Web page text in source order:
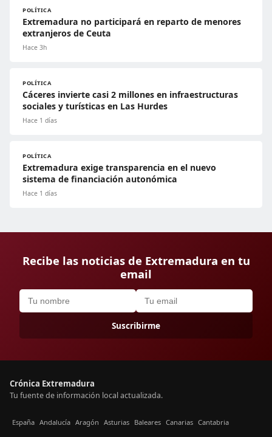
POLÍTICA
Extremadura no participará en reparto de menores
extranjeros de Ceuta
Hace 3h
POLÍTICA
Cáceres invierte casi 2 millones en infraestructuras
sociales y turísticas en Las Hurdes
Hace 1 días
POLÍTICA
Extremadura exige transparencia en el nuevo
sistema de financiación autonómica
Hace 1 días
Recibe las noticias de Extremadura en tu
email
Suscribirme
Crónica Extremadura
Tu fuente de información local actualizada.
España Andalucía Aragón Asturias Baleares Canarias Cantabria